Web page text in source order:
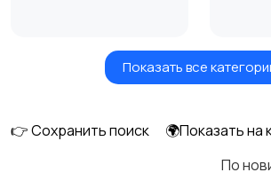
Товары для здоровья
Уход
Показать все
👉 Сохранить поиск
🌍Показать на
По